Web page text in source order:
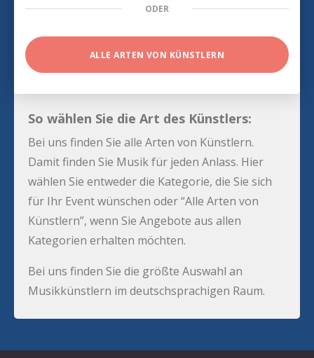
ODER
ALLE ARTEN VON KÜNSTLERN
So wählen Sie die Art des Künstlers:
Bei uns finden Sie alle Arten von Künstlern.
Damit finden Sie Musik für jeden Anlass. Hier
wählen Sie entweder die Kategorie, die Sie sich
für Ihr Event wünschen oder “Alle Arten von
Künstlern”, wenn Sie Angebote aus allen
Kategorien erhalten möchten.
Bei uns finden Sie die größte Auswahl an
Musikkünstlern im deutschsprachigen Raum.